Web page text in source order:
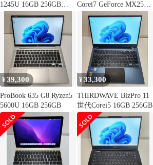
1245U 16GB 256GB
FHD
Corei7 GeForce MX250
8GB
¥39,300
ProBook 635 G8 Ryzen5
5600U 16GB 256GB
¥33,300
THIRDWAVE BizPro 11
世代Corei5 16GB 256GB